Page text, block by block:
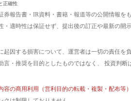
正確性
券報告書・IR資料・書籍・報道等の公開情報を
・適時性は保証せず、提出後の訂正や最新の開
起因する損害について、運営者は一切の責任を負
言・推奨を目的としたものではなく、 投資判断
容の商用利用（営利目的の転載・複製・配布等